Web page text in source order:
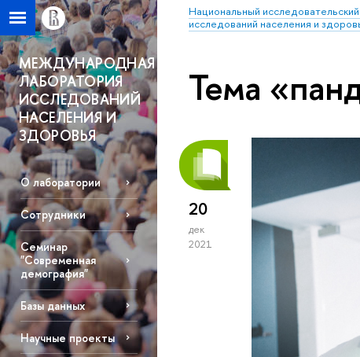
Национальный
исследований населения и
МЕЖДУНАРОДНАЯ
ЛАБОРАТОРИЯ
ИССЛЕДОВАНИЙ
НАСЕЛЕНИЯ И
ЗДОРОВЬЯ
О лаборатории
Сотрудники
Семинар
"Современная
демография"
Базы данных
Научные проекты
Тема
20
дек
2021